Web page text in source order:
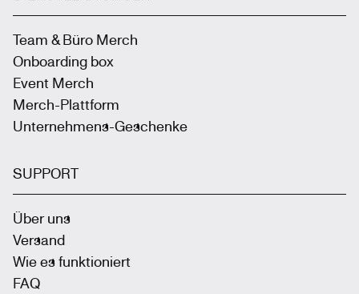
Team & Büro Merch
Onboarding box
Event Merch
Merch-Plattform
Unternehmens-Geschenke
SUPPORT
Über uns
Versand
Wie es funktioniert
FAQ